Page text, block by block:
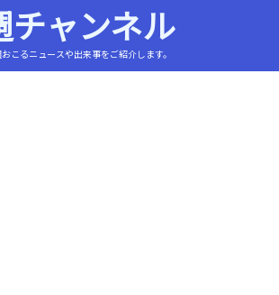
チャンネル
おこるニュースや出来事をご紹介します。